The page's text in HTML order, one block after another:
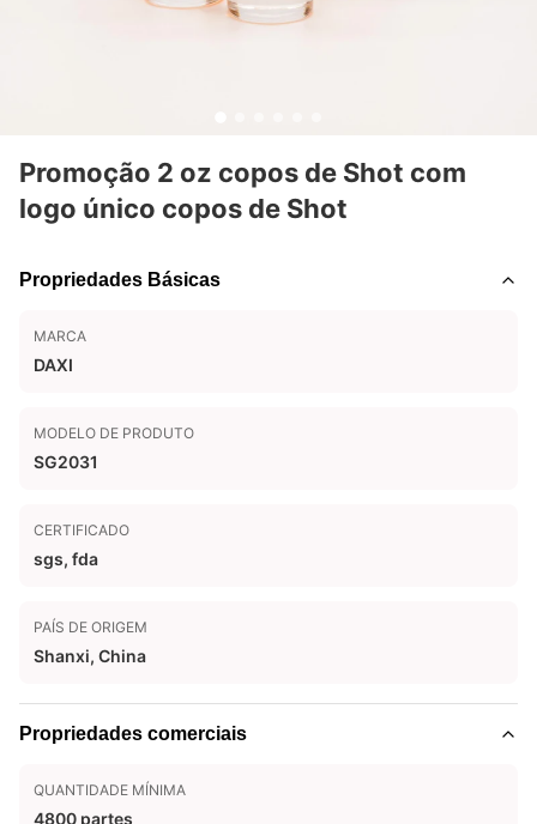
Promoção 2 oz copos de Shot com
logo único copos de Shot
Propriedades Básicas
MARCA
DAXI
MODELO DE PRODUTO
SG2031
CERTIFICADO
sgs, fda
PAÍS DE ORIGEM
Shanxi, China
Propriedades comerciais
QUANTIDADE MÍNIMA
4800 partes